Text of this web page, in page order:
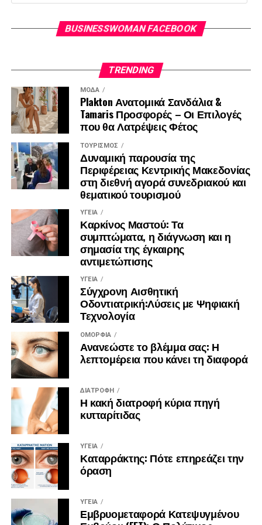
ελαιόλαδο και ψήστε τις στον φούρνο μέχρι να γίνουν
τραγανές. Προσθέστε μπαχαρικά όπως κύμινο ή σκόνη
https://zoumeoraia.okmarkets.gr/
BUSINESSWOMAN FACEBOOK
TRENDING
ΜΌΔΑ
Plakton Ανατομικά Σανδάλια &
Tamaris Προσφορές – Οι Επιλογές
που θα Λατρέψεις Φέτος
ΤΟΥΡΙΣΜΌΣ
Δυναμική παρουσία της
Περιφέρειας Κεντρικής Μακεδονίας
στη διεθνή αγορά συνεδριακού και
θεματικού τουρισμού
ΥΓΕΊΑ
Καρκίνος Μαστού: Τα
συμπτώματα, η διάγνωση και η
σημασία της έγκαιρης
αντιμετώπισης
ΥΓΕΊΑ
Σύγχρονη Αισθητική
Οδοντιατρική:Λύσεις με Ψηφιακή
Τεχνολογία
ΟΜΟΡΦΙΆ
Ανανεώστε το βλέμμα σας: Η
λεπτομέρεια που κάνει τη διαφορά
ΔΙΑΤΡΟΦΉ
Η κακή διατροφή κύρια πηγή
κυτταρίτιδας
ΥΓΕΊΑ
Καταρράκτης: Πότε επηρεάζει την
όραση
ΥΓΕΊΑ
Εμβρυομεταφορά Κατεψυγμένου